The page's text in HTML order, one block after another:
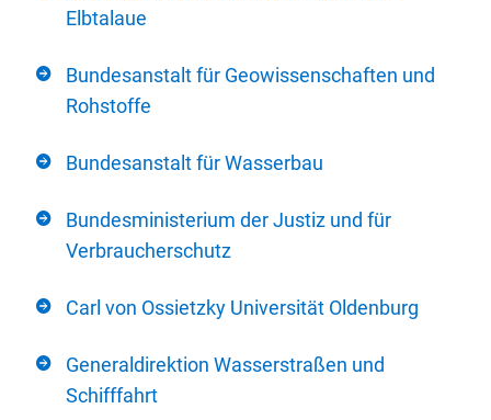
Elbtalaue
Bundesanstalt für Geowissenschaften und
Rohstoffe
Bundesanstalt für Wasserbau
Bundesministerium der Justiz und für
Verbraucherschutz
Carl von Ossietzky Universität Oldenburg
Generaldirektion Wasserstraßen und
Schifffahrt